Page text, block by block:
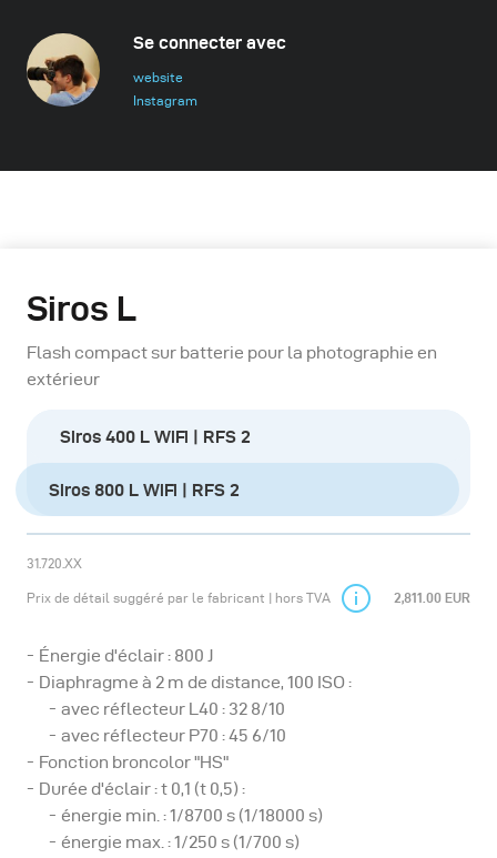
Se connecter avec
website
Instagram
Siros L
Flash compact sur batterie pour la photographie en
extérieur
Siros 400 L WiFi | RFS 2
Siros 800 L WiFi | RFS 2
31.720.XX
Prix de détail suggéré par le fabricant | hors TVA 2,811.00 EUR
Énergie d'éclair : 800 J
Diaphragme à 2 m de distance, 100 ISO :
avec réflecteur L40 : 32 8/10
avec réflecteur P70 : 45 6/10
Fonction broncolor "HS"
Durée d'éclair : t 0,1 (t 0,5) :
énergie min. : 1/8700 s (1/18000 s)
énergie max. : 1/250 s (1/700 s)